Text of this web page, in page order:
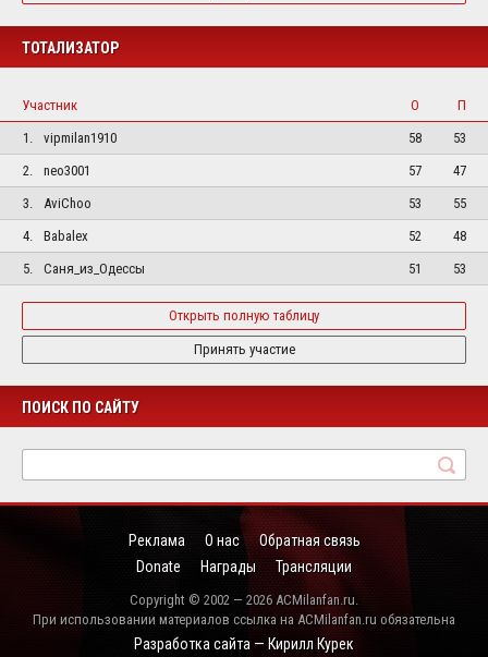
ТОТАЛИЗАТОР
Участник О
П
1.
vipmilan1910 58
53
2.
neo3001 57
47
3.
AviChoo 53
55
4.
Babalex 52
48
5.
Саня_из_Одессы 51 53
Открыть полную таблицу
Принять участие
ПОИСК ПО САЙТУ
Реклама О нас
Обратная связь
Donate
Награды Трансляции
Copyright © 2002 — 2026 ACMilanfan.ru.
При использовании материалов ссылка на ACMilanfan.ru обязательна
Разработка сайта — Кирилл Курек